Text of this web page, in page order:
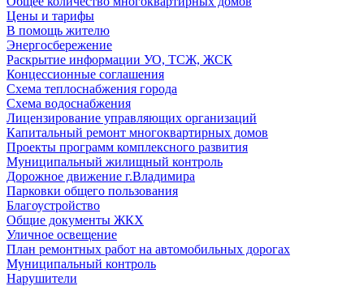
Цены и тарифы
В помощь жителю
Энергосбережение
Раскрытие информации УО, ТСЖ, ЖСК
Концессионные соглашения
Схема теплоснабжения города
Схема водоснабжения
Лицензирование управляющих организаций
Капитальный ремонт многоквартирных домов
Проекты программ комплексного развития
Муниципальный жилищный контроль
Дорожное движение г.Владимира
Парковки общего пользования
Благоустройство
Общие документы ЖКХ
Уличное освещение
План ремонтных работ на автомобильных дорогах
Муниципальный контроль
Нарушители